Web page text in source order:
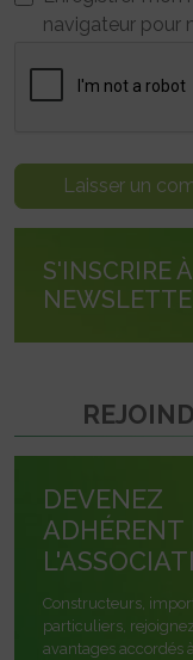
navigateur pour
S'INSCRIRE
DEVENEZ
ADHÉRENT
Constructeurs,
particuliers,
avantages accordés